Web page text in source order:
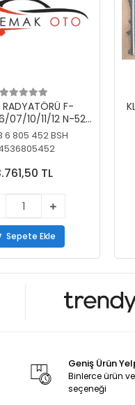
RADYATÖRÜ F-
07/10/11/12 N-52
53/57/63
6 805 452 BSH
TL
Sepete Ekle
Geniş Ürün
Binlerce ürün
seçeneği